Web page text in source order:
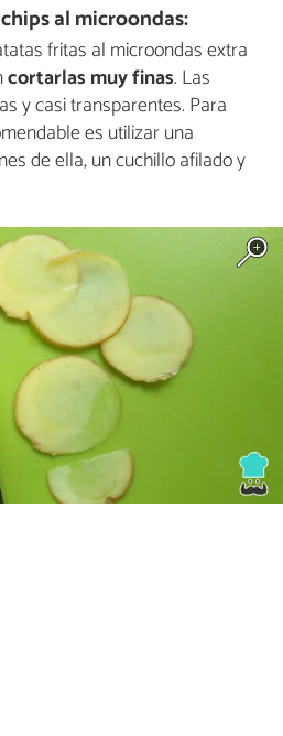
al microondas:
fritas al microondas extra
cortarlas muy finas. Las
y casi transparentes. Para
es utilizar una
de ella, un cuchillo afilado y